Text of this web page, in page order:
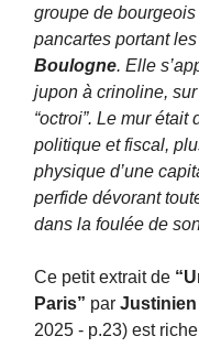
groupe de
pancartes portant
Boulogne. Elle
jupon à crinoline,
“octroi”. Le mur
politique et fiscal,
physique d’une
perfide dévorant
dans la foulée de
Ce petit extrait de
Paris” par
2025 - p.23) est